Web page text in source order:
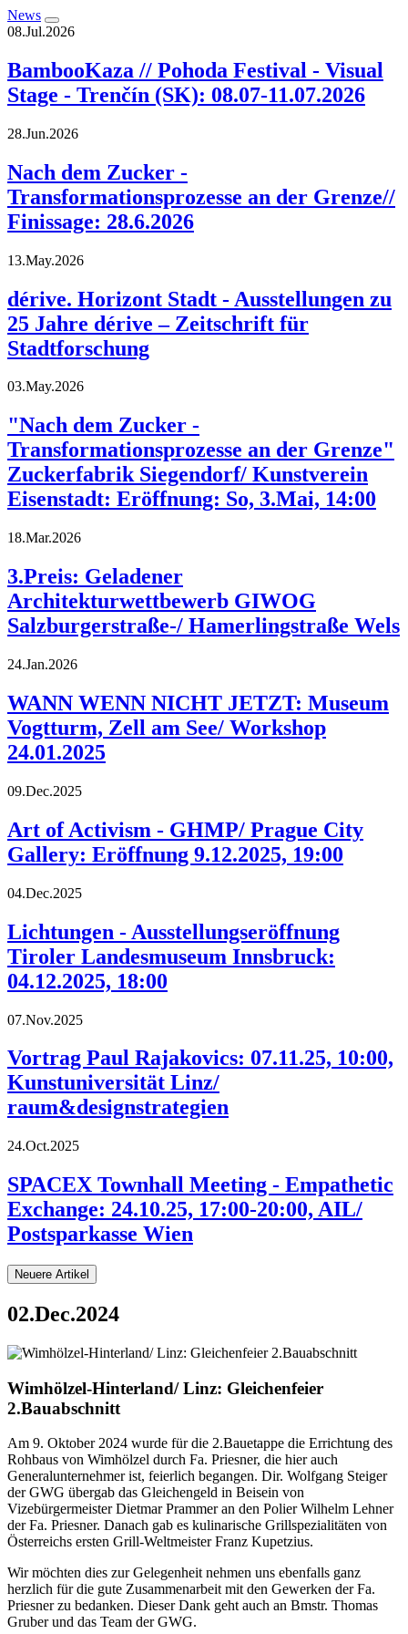
News
08.Jul.2026
BambooKaza // Pohoda Festival - Visual
Stage - Trenčín (SK): 08.07-11.07.2026
28.Jun.2026
Nach dem Zucker -
Transformationsprozesse an der Grenze//
Finissage: 28.6.2026
13.May.2026
dérive. Horizont Stadt - Ausstellungen zu
25 Jahre dérive – Zeitschrift für
Stadtforschung
03.May.2026
"Nach dem Zucker -
Transformationsprozesse an der Grenze"
Zuckerfabrik Siegendorf/ Kunstverein
Eisenstadt: Eröffnung: So, 3.Mai, 14:00
18.Mar.2026
3.Preis: Geladener
Architekturwettbewerb GIWOG
Salzburgerstraße-/ Hamerlingstraße Wels
24.Jan.2026
WANN WENN NICHT JETZT: Museum
Vogtturm, Zell am See/ Workshop
24.01.2025
09.Dec.2025
Art of Activism - GHMP/ Prague City
Gallery: Eröffnung 9.12.2025, 19:00
04.Dec.2025
Lichtungen - Ausstellungseröffnung
Tiroler Landesmuseum Innsbruck:
04.12.2025, 18:00
07.Nov.2025
Vortrag Paul Rajakovics: 07.11.25, 10:00,
Kunstuniversität Linz/
raum&designstrategien
24.Oct.2025
SPACEX Townhall Meeting - Empathetic
Exchange: 24.10.25, 17:00-20:00, AIL/
Postsparkasse Wien
Neuere Artikel
02.Dec.2024
Wimhölzel-Hinterland/ Linz: Gleichenfeier
2.Bauabschnitt
Am 9. Oktober 2024 wurde für die 2.Bauetappe die Errichtung des
Rohbaus von Wimhölzel durch Fa. Priesner, die hier auch
Generalunternehmer ist, feierlich begangen. Dir. Wolfgang Steiger
der GWG übergab das Gleichengeld in Beisein von
Vizebürgermeister Dietmar Prammer an den Polier Wilhelm Lehner
der Fa. Priesner. Danach gab es kulinarische Grillspezialitäten von
Österreichs ersten Grill-Weltmeister Franz Kupetzius.
Wir möchten dies zur Gelegenheit nehmen uns ebenfalls ganz
herzlich für die gute Zusammenarbeit mit den Gewerken der Fa.
Priesner zu bedanken. Dieser Dank geht auch an Bmstr. Thomas
Gruber und das Team der GWG.